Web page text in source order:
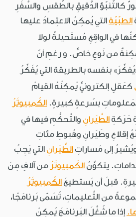
كالتَّنبّؤ الدَّقيقِ بالطَّقسِ والسَّفَرِ
الطبّيّة التي يُمكِنُ الاعتِمادُ عليها
في الواقِعِ مُستَحيلةٌ لولا
من نَوعٍ خاصٍّ. و رغمِ أنّ
بنفسه بالطريقة التي يُفَكِّرُ
كعَقلٍ إلكترونيٍّ يُمكِنُهُ القيامُ
بسُرعةٍ كبيرةٍ. الكُمبيوتَرُ
حَرَكةِ الطَّيَرانِ والتَّحكُّمِ فيها في
إقلاعِ وطَيَرانِ وهُبوطِ مئاتِ
إلى مَساراتِ الطَّيَرانِالتي يَجِبُ
يتكوَّنُ الكُمبيوتَرُ من آلافٍ مِنَ
قبلَ أن يَستطيعَ الكُمبيوتَرُ
من التَّعليماتِ، تُسَمّى بَرنامَجًا،
إذا ما شُغِّلَ البَرنامَجَ يُمكِنُ